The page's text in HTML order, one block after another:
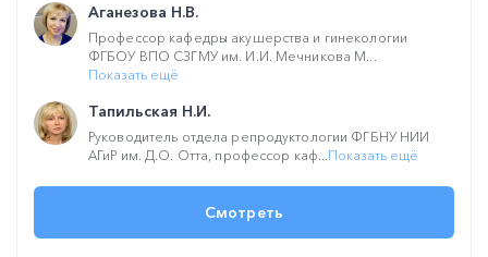
Аганезова Н.В.
Профессор кафедры акушерства и гинекологии
ФГБОУ ВПО СЗГМУ им. И.И. Мечникова М...
Показать ещё
Тапильская Н.И.
Руководитель отдела репродуктологии ФГБНУ НИИ
АГиР им. Д.О. Отта, профессор каф...Показать ещё
Смотреть